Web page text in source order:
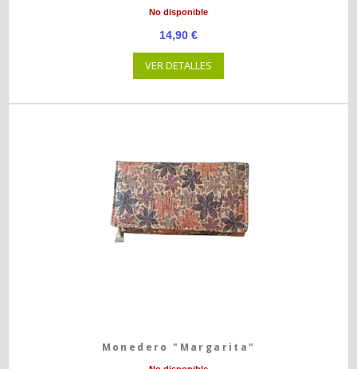
No disponible
14,90 €
VER DETALLES
Monedero "Margarita"